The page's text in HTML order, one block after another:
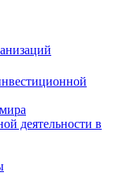
деятельности в